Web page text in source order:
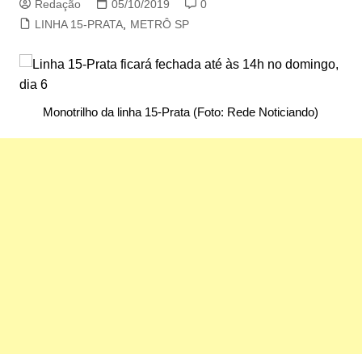
Redação 05/10/2019
0
LINHA 15-PRATA, METRÔ SP
Monotrilho da linha 15-Prata (Foto: Rede Noticiando)